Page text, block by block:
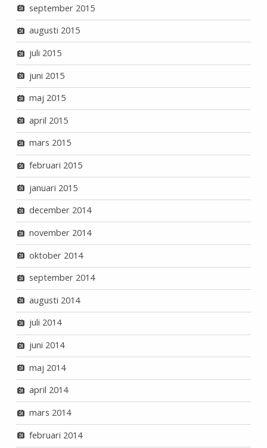
september 2015
augusti 2015
juli 2015
juni 2015
maj 2015
april 2015
mars 2015
februari 2015
januari 2015
december 2014
november 2014
oktober 2014
september 2014
augusti 2014
juli 2014
juni 2014
maj 2014
april 2014
mars 2014
februari 2014